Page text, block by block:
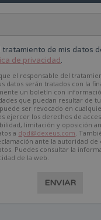
tratamiento de mis datos
de privacidad.
el responsable del
datos serán tratados con la
un boletín con
que puedan resultar de
ser revocado en
ejercer los derechos de
limitación y oposición
a dpd@dexeus.com .
ante la autoridad
Puedes consultar la
de la web.
ENVIAR